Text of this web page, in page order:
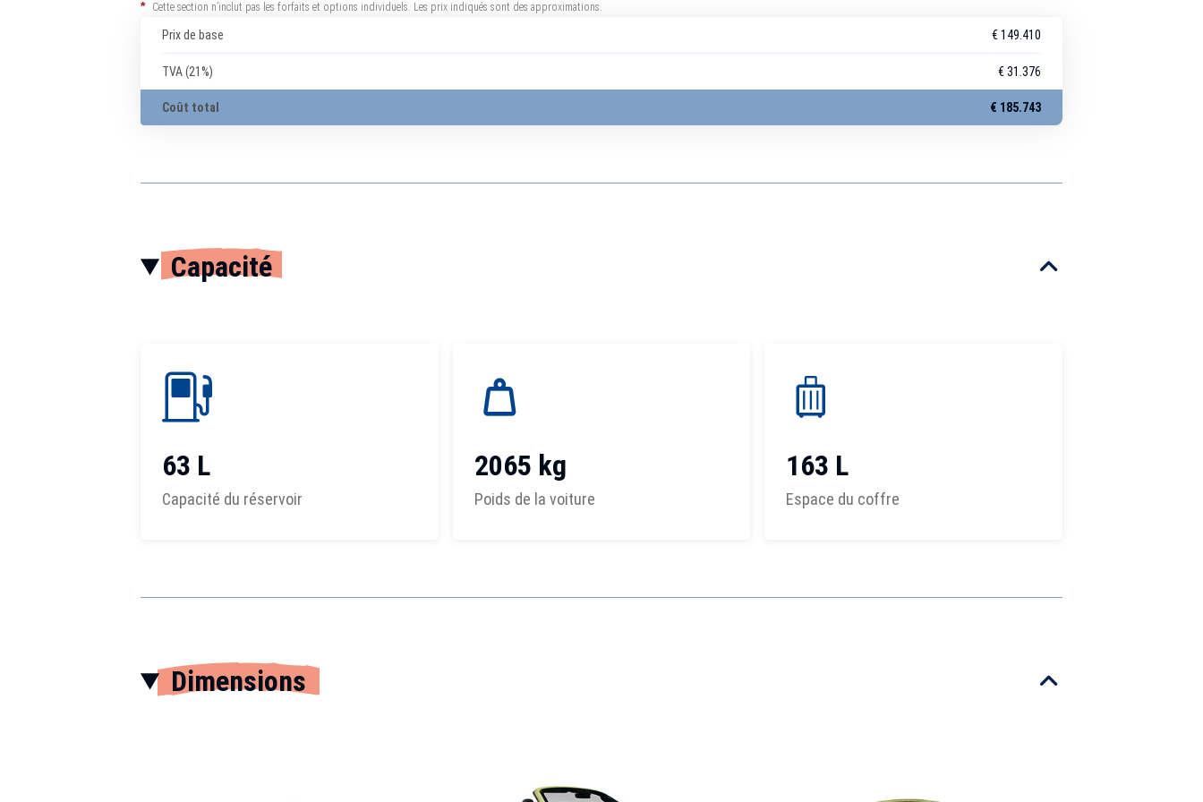
* Cette section n’inclut pas les forfaits et options individuels. Les prix indiqués sont des approximations.
Prix de base € 149.410
TVA (21%) € 31.376
Coût total € 185.743
Capacité
63 L
Capacité du réservoir
2065 kg
Poids de la voiture
163 L
Espace du coffre
Dimensions